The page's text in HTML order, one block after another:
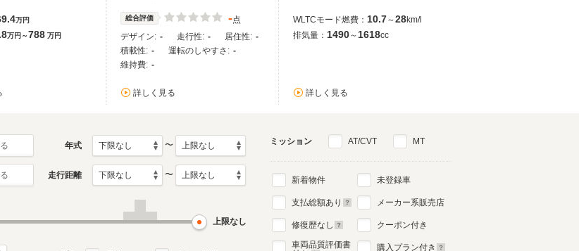
万円
万円～788 万円
総合評価 -点
デザイン: - 走行性: - 居住性: -
積載性: - 運転のしやすさ: -
維持費: -
詳しく見る
WLTCモード燃費： 10.7～28km/l
排気量： 1490～ 1618cc
詳しく見る
年式 〜
走行距離 〜
上限なし
ミッション AT/CVT MT
新着物件
支払総額あり
修復歴なし
車両品質評価書
未登録車
メーカー系販売店
クーポン付き
購入プラン付き